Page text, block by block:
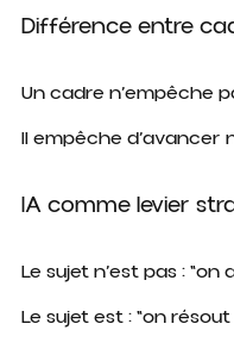
Différence entre
Un cadre n’empêche
Il empêche d’avancer
IA comme levier
Le sujet n’est pas : “on a
Le sujet est : “on résout